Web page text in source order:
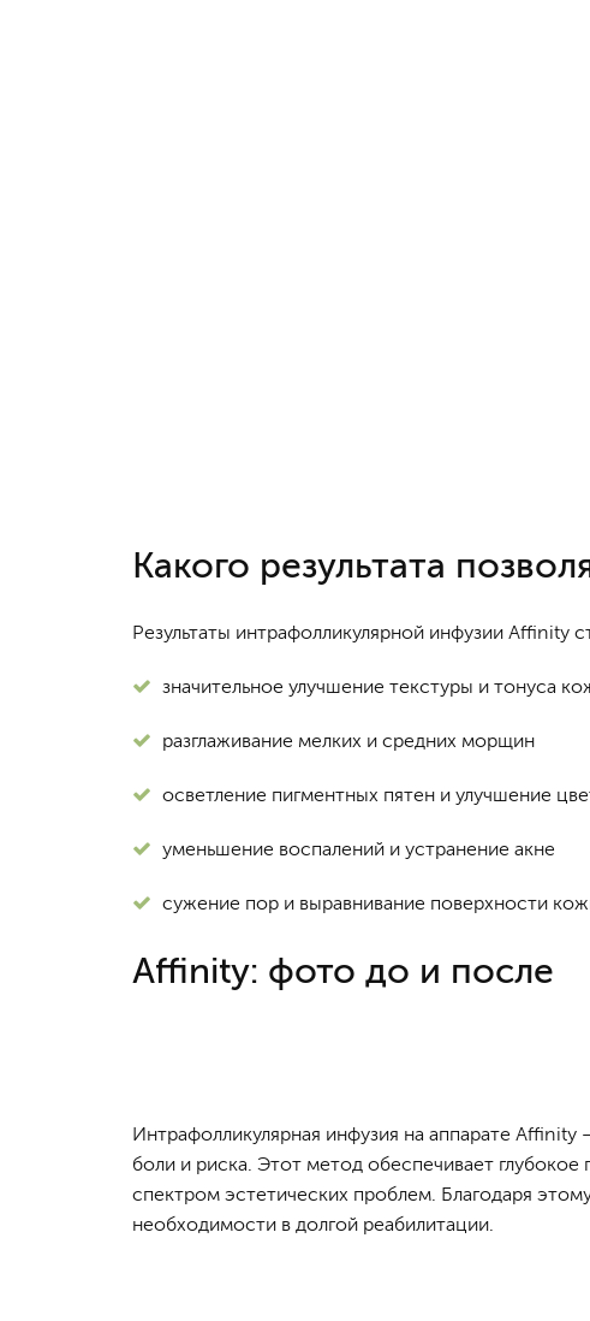
Какого результата
Результаты интрафолликулярной инфузии Affinity
значительное улучшение текстуры и тонуса
разглаживание мелких и средних морщин
осветление пигментных пятен и улучшение
уменьшение воспалений и устранение акне
сужение пор и выравнивание поверхности
Affinity: фото до и после
Интрафолликулярная инфузия на аппарате
боли и риска. Этот метод обеспечивает
спектром эстетических проблем. Благодаря
необходимости в долгой реабилитации.